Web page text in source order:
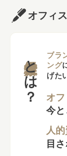
オフィ
とは？
ブラ
ング
げた
オ
今
人
目